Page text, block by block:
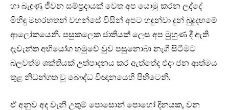
හා බැඳුණු ජීවන සම්ප්‍රදායක් වෙත අප යොමු කරන ලද්දේ
මිහිඳු මහරහතන් වහන්සේ විසින් අපට හඳුන්වා දුන් බුදුදහමේ
ආලෝකයෙනි. පසුකලෙක ජාතියක් ලෙස අප මුහුණ දී ඇති
දැවැන්ත අභියෝග හමුවේ වුව පසුනොබා නැගී සිටීමට
බලවත්ම ශක්තියක් උත්පාදනය කර ඇත්තේද එදා ජන ආත්මය
තුළ නිධන්ගත වූ බෞද්ධ විඥානයෙහි පිහිටෙනි.
ඒ අනුව අද වැනි උතුම් පොසොන් පොහෝ දිනයක, වන